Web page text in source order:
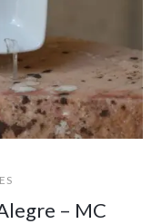
– MC